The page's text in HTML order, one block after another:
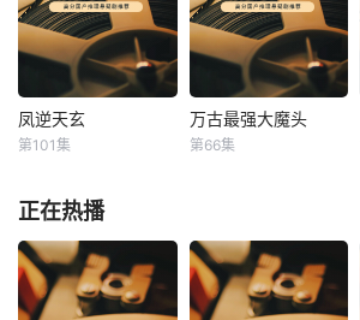
凤逆天玄
凤逆天玄
第101集
万古最强大魔头
万古最强大魔头
第66集
正在热播